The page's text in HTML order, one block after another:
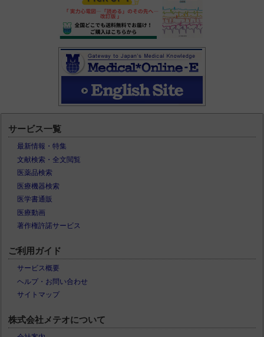
サービス一覧
最新情報・特集
文献検索・全文閲覧
医薬品検索
医療機器検索
医学書通販
医療動画
著作権許諾サービス
ご利用ガイド
サービス概要
ヘルプ・お問い合わせ
サイトマップ
株式会社メテオについて